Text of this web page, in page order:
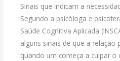
Sinais que indicam a
Segundo a psicóloga e
Saúde Cognitiva Aplicada
alguns sinais de que a relação
quando um começa a culpar